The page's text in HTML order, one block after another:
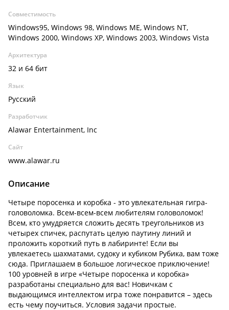
Совместимость
Windows95, Windows 98, Windows ME, Windows NT,
Windows 2000, Windows XP, Windows 2003, Windows Vista
Архитектура
32 и 64 бит
Язык
Русский
Разработчик
Alawar Entertainment, Inc
Сайт
www.alawar.ru
Описание
Четыре поросенка и коробка - это увлекательная гигра-
головоломка. Всем-всем-всем любителям головоломок!
Всем, кто умудряется сложить десять треугольников из
четырех спичек, распутать целую паутину линий и
проложить короткий путь в лабиринте! Если вы
увлекаетесь шахматами, судоку и кубиком Рубика, вам тоже
сюда. Приглашаем в большое логическое приключение!
100 уровней в игре «Четыре поросенка и коробка»
разработаны специально для вас! Новичкам с
выдающимся интеллектом игра тоже понравится – здесь
есть чему поучиться. Условия задачи простые.